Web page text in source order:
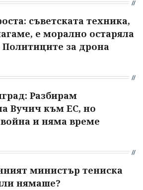
съветската техника,
е морално остаряла
Политиците за дрона
Разбирам
Вучич към ЕС, но
и няма време
министър тениска
нямаше?